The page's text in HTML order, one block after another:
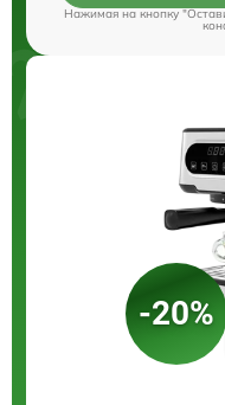
Нажимая на кнопку
-20%